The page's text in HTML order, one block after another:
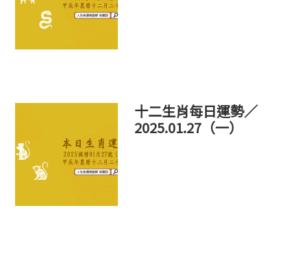
十二生肖每日運勢／
2025.01.27（一）